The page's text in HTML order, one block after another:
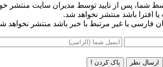
شما، پس از تایید توسط مدیران سایت منتشر
افترا باشد منتشر نخواهد شد.
فارسی یا غیر مرتبط با خبر باشد منتشر نخواهد
ارسال نظر پاک کردن !